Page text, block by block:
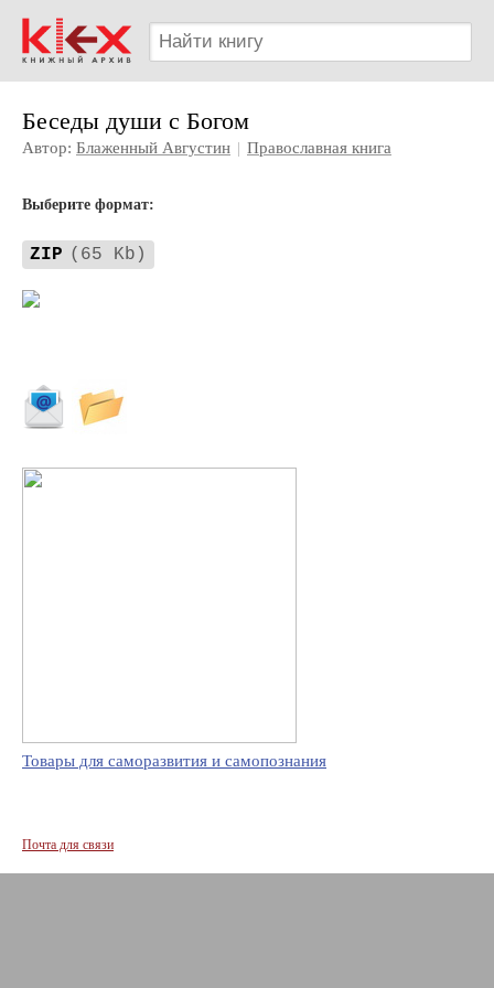
Беседы души с Богом
Автор: Блаженный Августин | Православная книга
Выберите формат:
ZIP (65 Kb)
Товары для саморазвития и самопознания
Почта для связи